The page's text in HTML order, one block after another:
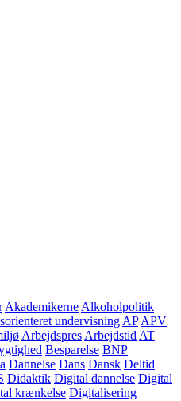
Akademikerne Alkoholpolitik
undervisning AP APV
Arbejdspres Arbejdstid AT
Besparelse BNP
Dannelse Dans Dansk Deltid
Didaktik Digital dannelse Digital
krænkelse Digitalisering